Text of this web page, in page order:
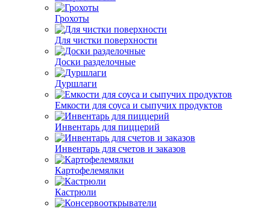
Грохоты
Для чистки поверхности
Доски разделочные
Дуршлаги
Емкости для соуса и сыпучих продуктов
Инвентарь для пиццерий
Инвентарь для счетов и заказов
Картофелемялки
Кастрюли